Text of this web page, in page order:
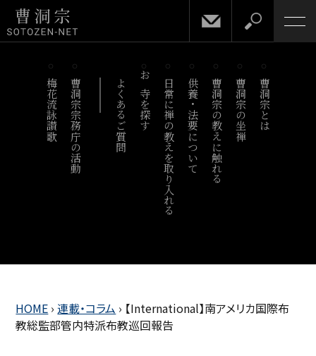
梅花流詠讃歌 曹洞宗宗務庁の活動 よくあるご質問 お寺を探す 日常に禅の教えを取り入れる供養・法要について曹洞宗の教えに触れる 曹洞宗の坐禅 曹洞宗とは
HOME › 連載・コラム › 【International】南アメリカ国際布
教総監部管内特派布教巡回報告